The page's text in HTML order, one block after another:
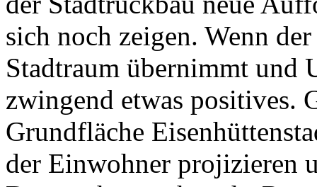
sich noch zeigen. Wenn
Stadtraum übernimmt und
zwingend etwas positives.
Grundfläche
der Einwohner projizieren